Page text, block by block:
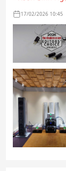
17/02/2026 10:45